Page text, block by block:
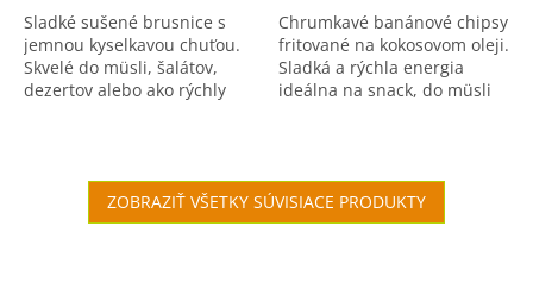
Sladké sušené brusnice s
jemnou kyselkavou chuťou.
Skvelé do müsli, šalátov,
dezertov alebo ako rýchly
Chrumkavé banánové chipsy
fritované na kokosovom oleji.
Sladká a rýchla energia
ideálna na snack, do müsli
ZOBRAZIŤ VŠETKY SÚVISIACE PRODUKTY